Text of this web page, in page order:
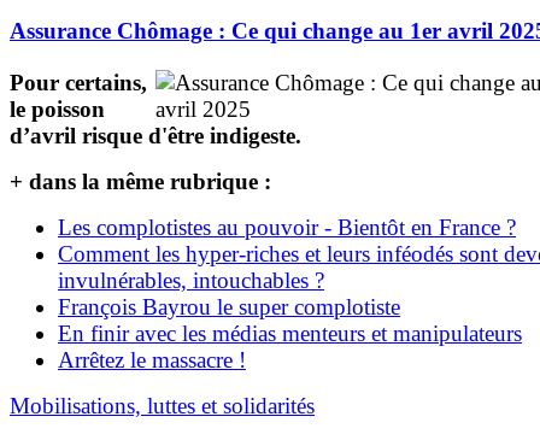
Assurance Chômage : Ce qui change au 1er avril
Pour certains,
le poisson
d’avril risque d'être indigeste.
+ dans la même rubrique :
Les complotistes au pouvoir - Bientôt en France ?
Comment les hyper-riches et leurs inféodés sont
invulnérables, intouchables ?
François Bayrou le super complotiste
En finir avec les médias menteurs et manipulateurs
Arrêtez le massacre !
Mobilisations, luttes et solidarités